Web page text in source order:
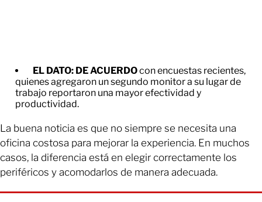
EL DATO: DE ACUERDOcon encuestas recientes,
quienes agregaron un segundo monitor a su lugar de
trabajo reportaron una mayor efectividad y
productividad.
La buena noticia es que no siempre se necesita una
oficina costosa para mejorar la experiencia. En muchos
casos, la diferencia está en elegir correctamente los
periféricos y acomodarlos de manera adecuada.